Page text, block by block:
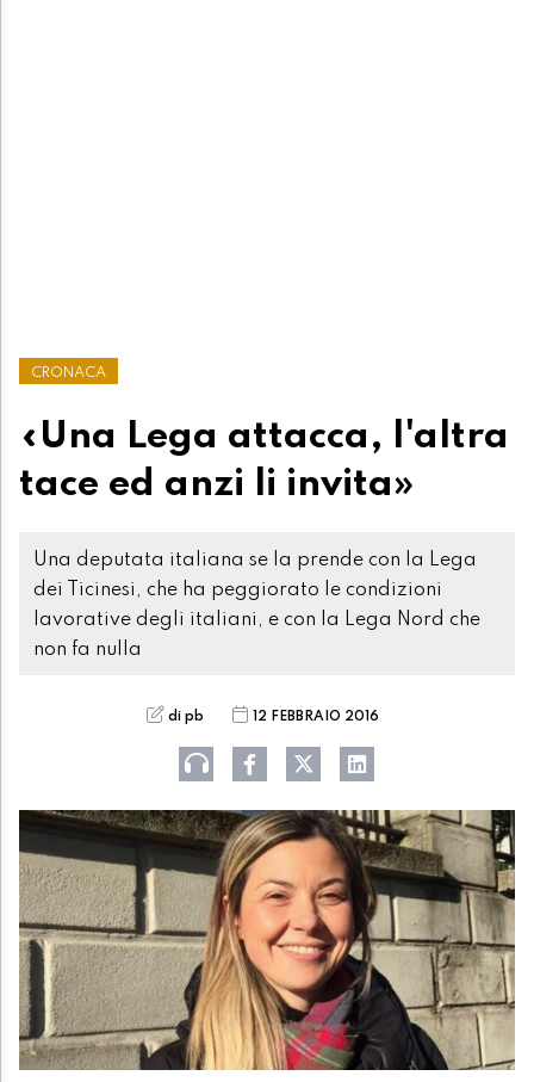
CRONACA
«Una Lega attacca, l'altra
tace ed anzi li invita»
Una deputata italiana se la prende con la Lega
dei Ticinesi, che ha peggiorato le condizioni
lavorative degli italiani, e con la Lega Nord che
non fa nulla
di pb 12 FEBBRAIO 2016